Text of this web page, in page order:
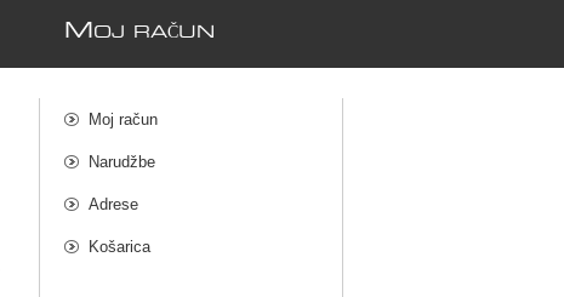
M OJ RAČUN
Moj račun
Narudžbe
Adrese
Košarica